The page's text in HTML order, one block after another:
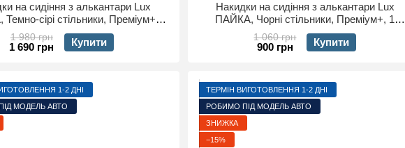
на сидіння з алькантари Lux
сірі стільники, Преміум+,
Передній комплект
1 980 грн
1 690 грн Купити
Накидки на сидіння з алькантари Lux
ПАЙКА, Чорні стільники, Преміум+, 1
передня
1 060 грн
900 грн Купити
1-2 ДНІ
МОДЕЛЬ АВТО
ТЕРМІН ВИГОТОВЛЕННЯ 1-2 ДНІ
РОБИМО ПІД МОДЕЛЬ АВТО
ЗНИЖКА
−15%